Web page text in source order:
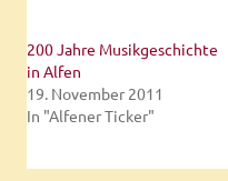
200 Jahre Musikgeschichte
in Alfen
19. November 2011
In "Alfener Ticker"